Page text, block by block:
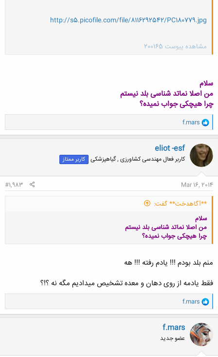
http://s5.picofile.com/file/8116292542/PC180779.jpg
مشاهده پیوست 200165
سلام
من اصلا نماتد شناسی بلد نیستم
چرا هیچکی جواب نمیده؟
و
ا
ک
ن
ش
ه
ا
f.mars
eliot -esf
کاربر فعال مهندسی کشاورزی , گیاهپزشکی کاربر ممتاز
Mar 16, 2014
#1,983
**آگاهدخت** گفت:
سلام
من اصلا نماتد شناسی بلد نیستم
چرا هیچکی جواب نمیده؟
کلیک کنید تا باز شود...
منم بلد بودم !!! یادم رفته !!! هه
فقط یادمه از روی دهان و معده تشخیص میدادیم مگه نه ؟!؟
و
ا
ک
ن
ش
ه
ا
f.mars
f.mars
عضو جدید